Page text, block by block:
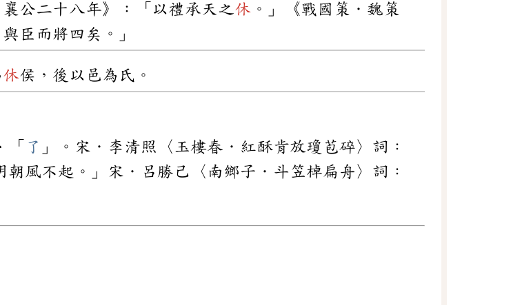
公二十八年》：「以禮承天之休 。」《戰國策．魏策
臣而將四矣。」
休侯，後以邑為氏。
「 了 」。宋．李清照〈玉樓春．紅酥肯放瓊苞碎〉詞：
朝風不起。」宋．呂勝己〈南鄉子．斗笠棹扁舟〉詞：